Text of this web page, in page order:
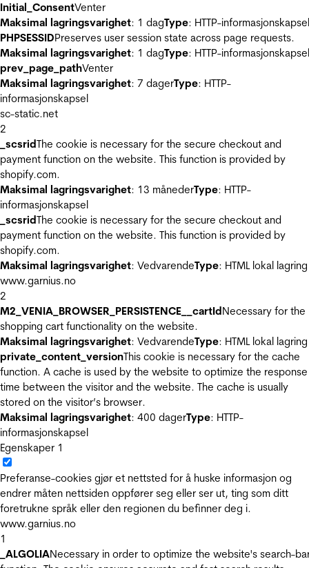
Initial_ConsentVenter
Maksimal lagringsvarighet: 1 dagType: HTTP-informasjonskapsel
PHPSESSIDPreserves user session state across page requests.
Maksimal lagringsvarighet: 1 dagType: HTTP-informasjonskapsel
prev_page_pathVenter
Maksimal lagringsvarighet: 7 dagerType: HTTP-
informasjonskapsel
sc-static.net
2
_scsridThe cookie is necessary for the secure checkout and
payment function on the website. This function is provided by
shopify.com.
Maksimal lagringsvarighet: 13 månederType: HTTP-
informasjonskapsel
_scsridThe cookie is necessary for the secure checkout and
payment function on the website. This function is provided by
shopify.com.
Maksimal lagringsvarighet: VedvarendeType: HTML lokal lagring
www.garnius.no
2
M2_VENIA_BROWSER_PERSISTENCE__cartIdNecessary for the
shopping cart functionality on the website.
Maksimal lagringsvarighet: VedvarendeType: HTML lokal lagring
private_content_versionThis cookie is necessary for the cache
function. A cache is used by the website to optimize the response
time between the visitor and the website. The cache is usually
stored on the visitor’s browser.
Maksimal lagringsvarighet: 400 dagerType: HTTP-
informasjonskapsel
Egenskaper 1
Preferanse-cookies gjør et nettsted for å huske informasjon og
endrer måten nettsiden oppfører seg eller ser ut, ting som ditt
foretrukne språk eller den regionen du befinner deg i.
www.garnius.no
1
_ALGOLIANecessary in order to optimize the website's search-